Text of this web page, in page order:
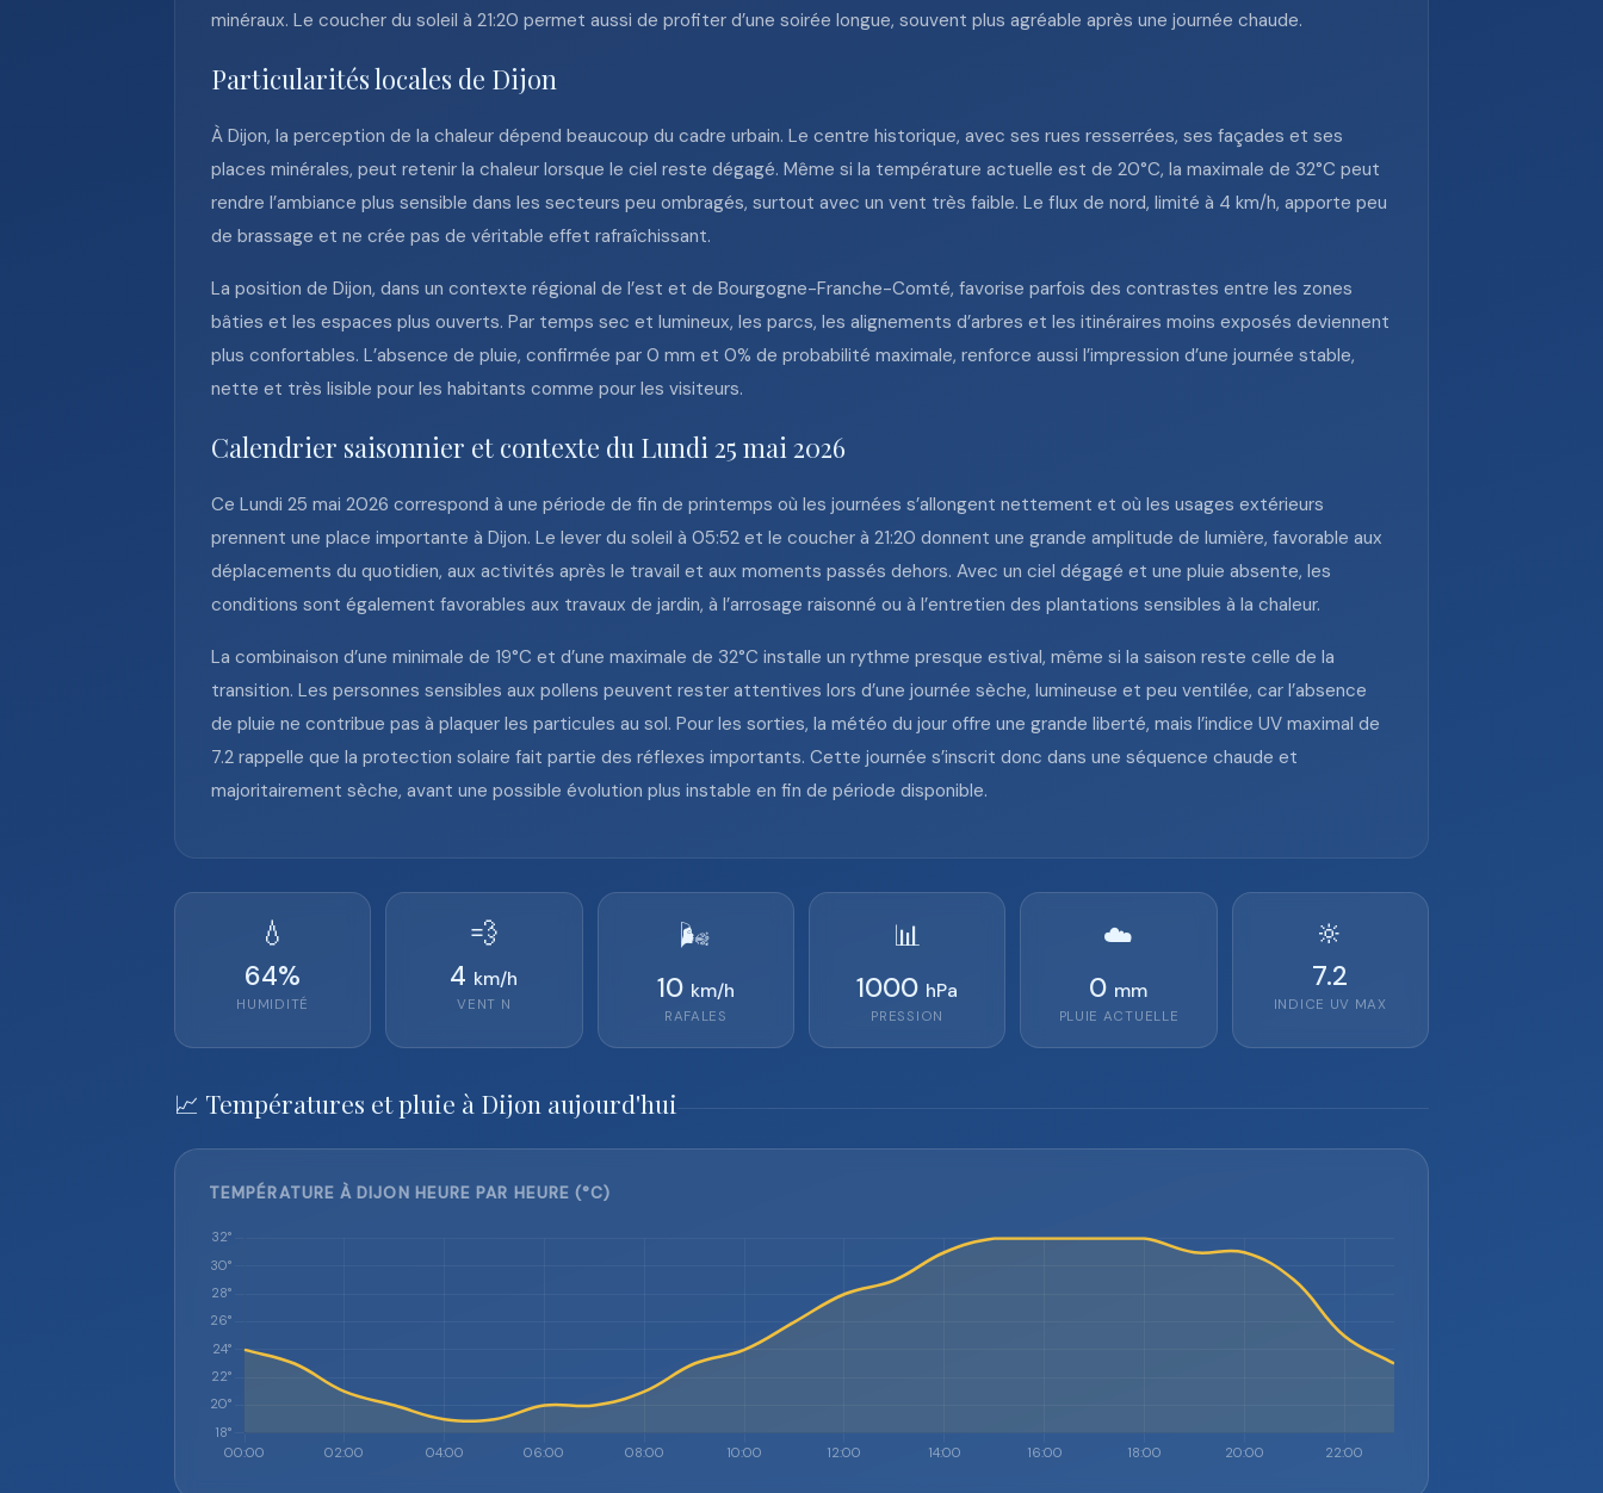
minéraux. Le coucher du soleil à 21:20 permet aussi de profiter d’une soirée longue, souvent plus agréable après une journée chaude.
Particularités locales de Dijon
À Dijon, la perception de la chaleur dépend beaucoup du cadre urbain. Le centre historique, avec ses rues resserrées, ses façades et ses
places minérales, peut retenir la chaleur lorsque le ciel reste dégagé. Même si la température actuelle est de 20°C, la maximale de 32°C peut
rendre l’ambiance plus sensible dans les secteurs peu ombragés, surtout avec un vent très faible. Le flux de nord, limité à 4 km/h, apporte peu
de brassage et ne crée pas de véritable effet rafraîchissant.
La position de Dijon, dans un contexte régional de l’est et de Bourgogne-Franche-Comté, favorise parfois des contrastes entre les zones
bâties et les espaces plus ouverts. Par temps sec et lumineux, les parcs, les alignements d’arbres et les itinéraires moins exposés deviennent
plus confortables. L’absence de pluie, confirmée par 0 mm et 0% de probabilité maximale, renforce aussi l’impression d’une journée stable,
nette et très lisible pour les habitants comme pour les visiteurs.
Calendrier saisonnier et contexte du Lundi 25 mai 2026
Ce Lundi 25 mai 2026 correspond à une période de fin de printemps où les journées s’allongent nettement et où les usages extérieurs
prennent une place importante à Dijon. Le lever du soleil à 05:52 et le coucher à 21:20 donnent une grande amplitude de lumière, favorable aux
déplacements du quotidien, aux activités après le travail et aux moments passés dehors. Avec un ciel dégagé et une pluie absente, les
conditions sont également favorables aux travaux de jardin, à l’arrosage raisonné ou à l’entretien des plantations sensibles à la chaleur.
La combinaison d’une minimale de 19°C et d’une maximale de 32°C installe un rythme presque estival, même si la saison reste celle de la
transition. Les personnes sensibles aux pollens peuvent rester attentives lors d’une journée sèche, lumineuse et peu ventilée, car l’absence
de pluie ne contribue pas à plaquer les particules au sol. Pour les sorties, la météo du jour offre une grande liberté, mais l’indice UV maximal de
7.2 rappelle que la protection solaire fait partie des réflexes importants. Cette journée s’inscrit donc dans une séquence chaude et
majoritairement sèche, avant une possible évolution plus instable en fin de période disponible.
💧
64%
HUMIDITÉ
💨
4 km/h
VENT N
🌬️
10 km/h
RAFALES
📊
1000 hPa
PRESSION
☁️
0 mm
PLUIE ACTUELLE
🔆
7.2
INDICE UV MAX
📈 Températures et pluie à Dijon aujourd'hui
TEMPÉRATURE À DIJON HEURE PAR HEURE (°C)